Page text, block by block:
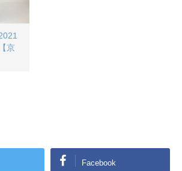
京
Facebook